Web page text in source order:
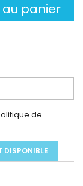
panier
de
DISPONIBLE